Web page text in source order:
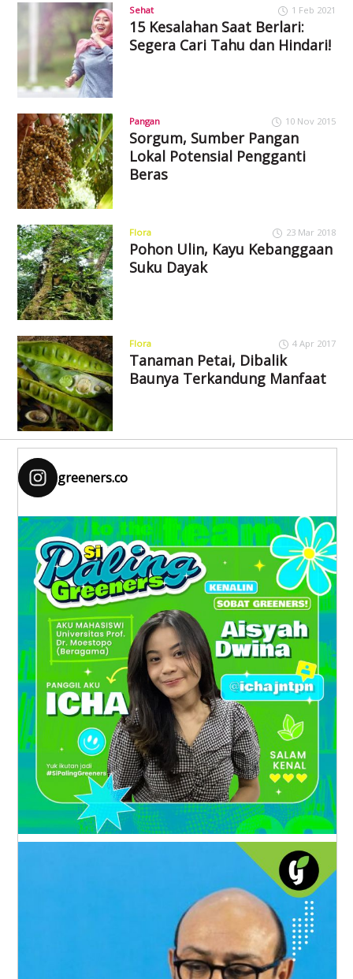
Sehat 1 Feb 2021
15 Kesalahan Saat Berlari:
Segera Cari Tahu dan Hindari!
Pangan 10 Nov 2015
Sorgum, Sumber Pangan
Lokal Potensial Pengganti
Beras
Flora 23 Mar 2018
Pohon Ulin, Kayu Kebanggaan
Suku Dayak
Flora 4 Apr 2017
Tanaman Petai, Dibalik
Baunya Terkandung Manfaat
greeners.co